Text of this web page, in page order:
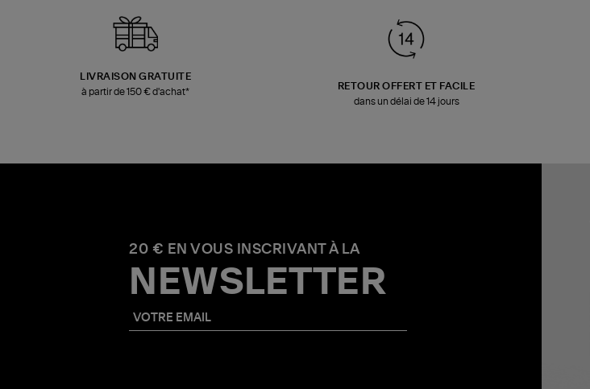
LIVRAISON GRATUITE
à partir de 150 € d'achat*
RETOUR OFFERT ET FACILE
dans un délai de 14 jours
20 € EN VOUS INSCRIVANT À LA
NEWSLETTER